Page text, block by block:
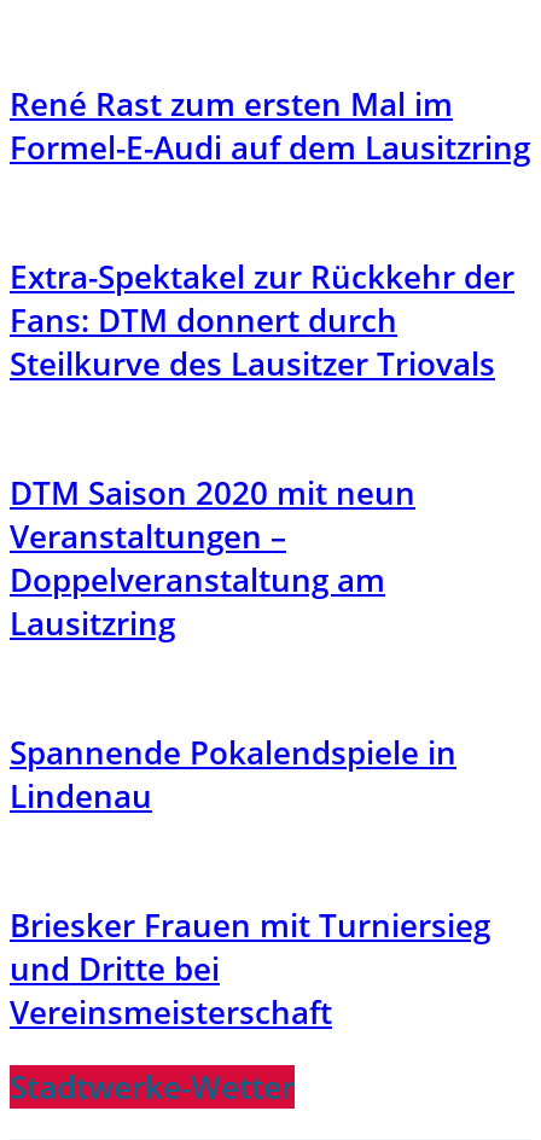
René Rast zum ersten Mal im
Formel-E-Audi auf dem Lausitzring
Extra-Spektakel zur Rückkehr der
Fans: DTM donnert durch
Steilkurve des Lausitzer Triovals
DTM Saison 2020 mit neun
Veranstaltungen –
Doppelveranstaltung am
Lausitzring
Spannende Pokalendspiele in
Lindenau
Briesker Frauen mit Turniersieg
und Dritte bei
Vereinsmeisterschaft
Stadtwerke-Wetter